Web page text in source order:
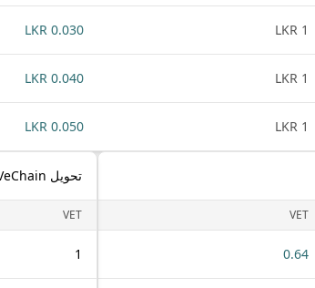
1 LKR
0.030 LKR
1 LKR
0.040 LKR
1 LKR
0.050 LKR
VET
0.64
تحويل VeChain إلى روبية سريلانكية
VET
1